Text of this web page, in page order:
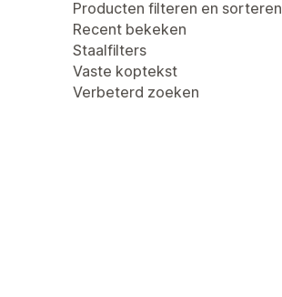
Producten filteren en sorteren
Recent bekeken
Staalfilters
Vaste koptekst
Verbeterd zoeken